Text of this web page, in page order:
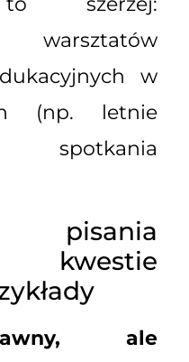
warsztatów
w
(np. letnie
pisania
ale